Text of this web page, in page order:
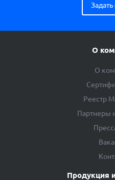
О
О
Реестр
Партнеры
Продукция